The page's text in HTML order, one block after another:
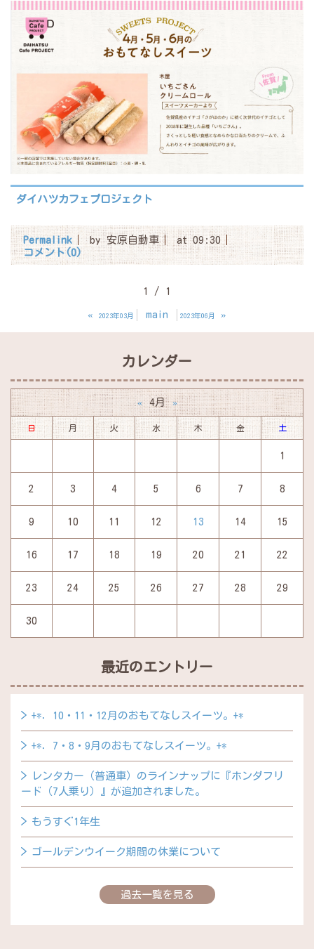
ダイハツカフェプロジェクト
Permalink by 安原自動車
at 09:30
コメント(0)
1 / 1
« 2023年03月 main 2023年06月 »
カレンダー
« 4月 »
日 月 火 水 木 金 土
1
2 3 4 5 6 7 8
9 10 11 12 13 14 15
16 17 18 19 20 21 22
23 24 25 26 27 28 29
30
最近のエントリー
+*．10・11・12月のおもてなしスイーツ。+*
+*．7・8・9月のおもてなしスイーツ。+*
レンタカー（普通車）のラインナップに『ホンダフリ
ード（7人乗り）』が追加されました。
もうすぐ1年生
ゴールデンウイーク期間の休業について
過去一覧を見る